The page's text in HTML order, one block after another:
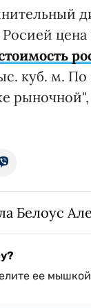
куб. м.
Белоус
ее